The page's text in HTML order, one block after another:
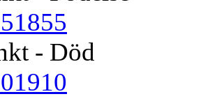
1855
- Död
1910